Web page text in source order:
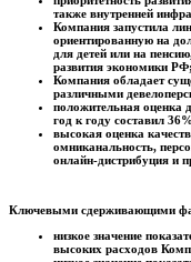
также внутренней
Компания запустила
ориентированную на
для детей или на
развития экономики РФ;
Компания обладает
различными
положительная оценка
год к году составил
высокая оценка
омниканальность,
онлайн-дистрибуция и
Ключевыми сдерживающими
низкое значение
высоких расходов